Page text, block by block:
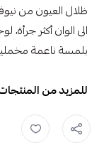
ظلال العيون
الى الوان أكثر
بلمسة ناعمة
للمزيد من
المكياج , نيوفيو ظلال